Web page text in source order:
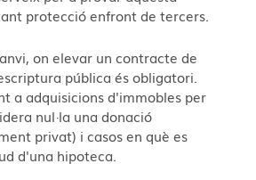
protecció enfront de tercers.
on elevar un contracte de
pública és obligatori.
a adquisicions d'immobles per
nul·la una donació
privat) i casos en què es
d'una hipoteca.